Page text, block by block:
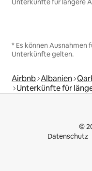
* Es können Ausnahmen
Unterkünfte gelten.
Airbnb Albanien
Unterkünfte für
©
Datenschutz